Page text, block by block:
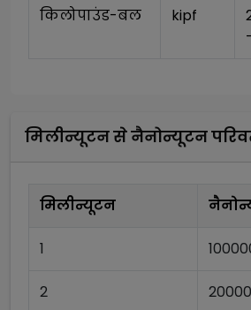
किलोपाउंड-बल kipf
मिलीन्यूटनसेनैनोन्यूटन
मिलीन्यूटन
1
2